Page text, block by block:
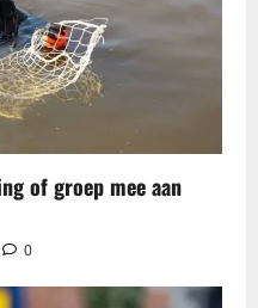
of groep mee aan
0